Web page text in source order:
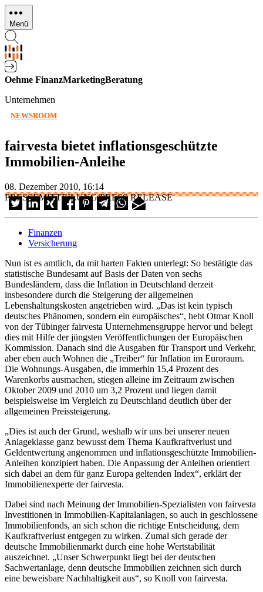
Direkt
zum
Inhalt
Menü
Oehme FinanzMarketingBeratung
Unternehmen
NEWSROOM
fairvesta bietet inflationsgeschützte
Immobilien-Anleihe
08. Dezember 2010, 16:14
PRESSEMITTEILUNG/PRESS RELEASE
Finanzen
Versicherung
Nun ist es amtlich, da mit harten Fakten unterlegt: So bestätigte das
statistische Bundesamt auf Basis der Daten von sechs
Bundesländern, dass die Inflation in Deutschland derzeit
insbesondere durch die Steigerung der allgemeinen
Lebenshaltungskosten angetrieben wird. „Das ist kein typisch
deutsches Phänomen, sondern ein europäisches“, hebt Otmar Knoll
von der Tübinger fairvesta Unternehmensgruppe hervor und belegt
dies mit Hilfe der jüngsten Veröffentlichungen der Europäischen
Kommission. Danach sind die Ausgaben für Transport und Verkehr,
aber eben auch Wohnen die „Treiber“ für Inflation im Euroraum.
Die Wohnungs-Ausgaben, die immerhin 15,4 Prozent des
Warenkorbs ausmachen, stiegen alleine im Zeitraum zwischen
Oktober 2009 und 2010 um 3,2 Prozent und liegen damit
beispielsweise im Vergleich zu Deutschland deutlich über der
allgemeinen Preissteigerung.
„Dies ist auch der Grund, weshalb wir uns bei unserer neuen
Anlageklasse ganz bewusst dem Thema Kaufkraftverlust und
Geldentwertung angenommen und inflationsgeschützte Immobilien-
Anleihen konzipiert haben. Die Anpassung der Anleihen orientiert
sich dabei an dem für ganz Europa geltenden Index“, erklärt der
Immobilienexperte der fairvesta.
Dabei sind nach Meinung der Immobilien-Spezialisten von fairvesta
Investitionen in Immobilien-Kapitalanlagen, so auch in geschlossene
Immobilienfonds, an sich schon die richtige Entscheidung, dem
Kaufkraftverlust entgegen zu wirken. Zumal sich gerade der
deutsche Immobilienmarkt durch eine hohe Wertstabilität
auszeichnet. „Unser Schwerpunkt liegt bei der deutschen
Sachwertanlage, denn deutsche Immobilien zeichnen sich durch
eine beweisbare Nachhaltigkeit aus“, so Knoll von fairvesta.